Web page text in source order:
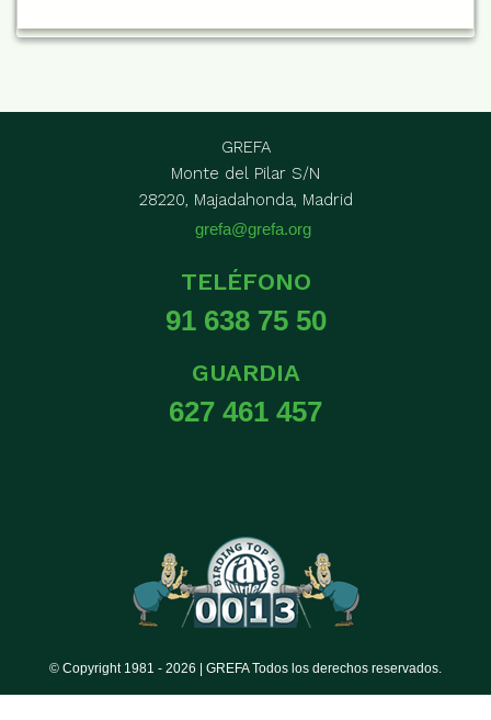
GREFA
Monte del Pilar S/N
28220, Majadahonda, Madrid
grefa@grefa.org
TELÉFONO
91 638 75 50
GUARDIA
627 461 457
© Copyright 1981 - 2026 | GREFA Todos los derechos reservados.